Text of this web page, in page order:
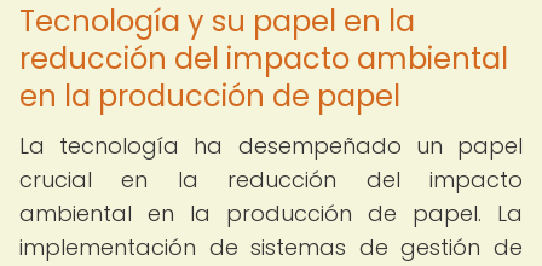
Tecnología y su papel en la
reducción del impacto ambiental
en la producción de papel
La tecnología ha desempeñado un papel
crucial en la reducción del impacto
ambiental en la producción de papel. La
implementación de sistemas de gestión de